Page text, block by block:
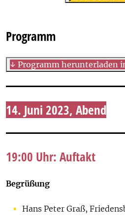
Programm
↓ Programm herunterladen
14. Juni 2023, Abend
19:00 Uhr: Auftakt
Begrüßung
Hans Peter Graß,